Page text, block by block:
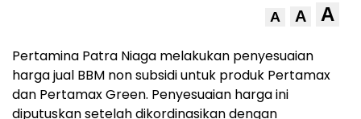
A A A
Pertamina Patra Niaga melakukan penyesuaian
harga jual BBM non subsidi untuk produk Pertamax
dan Pertamax Green. Penyesuaian harga ini
diputuskan setelah dikordinasikan dengan